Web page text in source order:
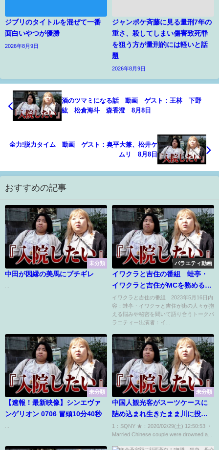
ジブリのタイトルを混ぜて一番
面白いやつが優勝
2026年8月9日
ジャンポケ斉藤に見る量刑7年の
重さ、殺してしまい傷害致死罪
を狙う方が量刑的には軽いと話
題
2026年8月9日
酒のツマミになる話 動画 ゲスト：王林 下野
紘 松倉海斗 森香澄 8月8日
全力!脱力タイム 動画 ゲスト：奥平大兼、松井ケ
ムリ 8月8日
おすすめの記事
未分類
中田が因縁の美馬にブチギレ
バラエティ動画
イワクラと吉住の番組 蛙亭・
イワクラと吉住がMCを務めるト
ークバラエティー 5月16日
イワクラと吉住の番組 2023年5月16日内
容：蛙亭・イワクラと吉住が街の人々が抱
える悩みや秘密を聞いて語り合うトークバ
ラエティー出演者：イ...
未分類
【速報！最新映像】シンエヴァ
ンゲリオン 0706 冒頭10分40秒
未分類
中国人観光客がスーツケースに
詰め込まれ生きたまま川に投げ
られて溺死体で発見される：容
疑者は4人の中国人
1：SQNY ★：2020/02/29(土) 12:50:53 ・
Married Chinese couple were drowned a...